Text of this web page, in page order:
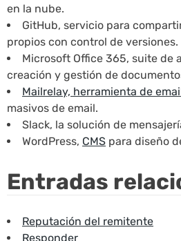
en la nube.
GitHub, servicio para
propios con control de versiones.
Microsoft Office 365, suite de
creación y gestión de
Mailrelay, herramienta de
masivos de email.
Slack, la solución de
WordPress, CMS para diseño
Entradas
Reputación del remitente
Responder